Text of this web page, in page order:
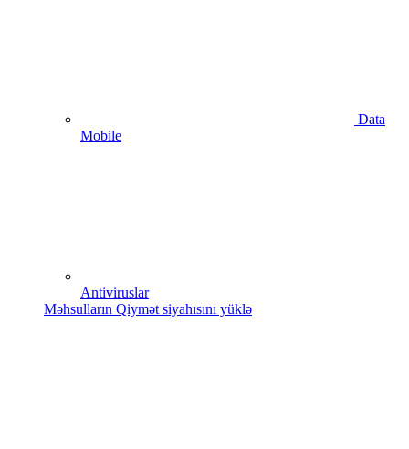
Data
Mobile
Antiviruslar
Məhsulların Qiymət siyahısını yüklə